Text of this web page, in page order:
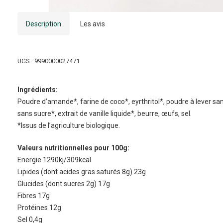
Description Les avis
UGS: 9990000027471
Ingrédients:
Poudre d’amande*, farine de coco*, eyrthritol*, poudre à lever
sans sucre*, extrait de vanille liquide*, beurre, œufs, sel.
*Issus de l’agriculture biologique.
Valeurs nutritionnelles pour 100g:
Energie 1290kj/309kcal
Lipides (dont acides gras saturés 8g) 23g
Glucides (dont sucres 2g) 17g
Fibres 17g
Protéines 12g
Sel 0,4g